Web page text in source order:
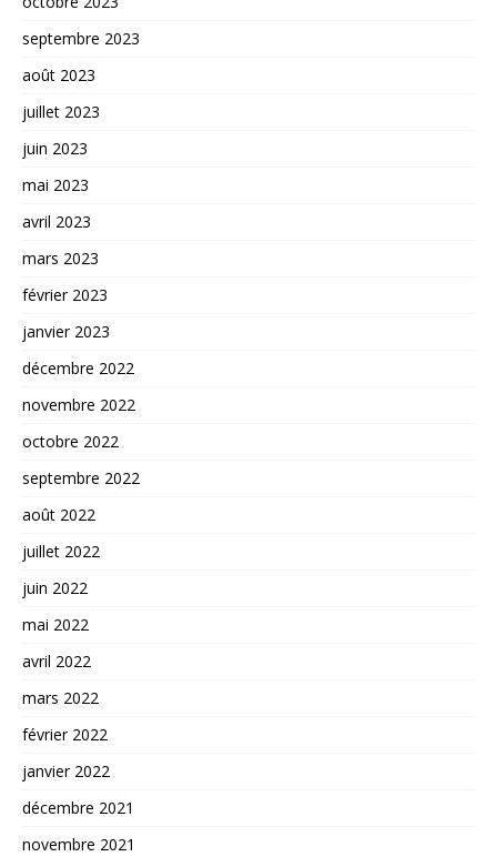
septembre 2023
août 2023
juillet 2023
juin 2023
mai 2023
avril 2023
mars 2023
février 2023
janvier 2023
décembre 2022
novembre 2022
octobre 2022
septembre 2022
août 2022
juillet 2022
juin 2022
mai 2022
avril 2022
mars 2022
février 2022
janvier 2022
décembre 2021
novembre 2021